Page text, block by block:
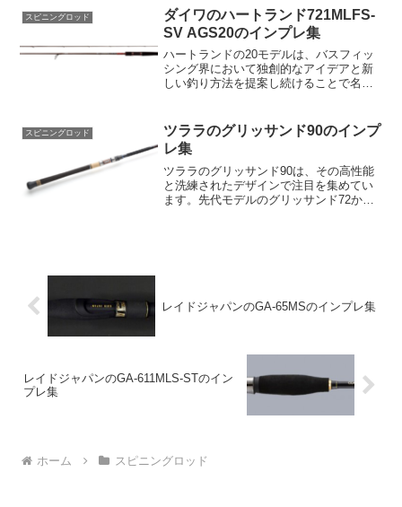
顕著です。その最大の特徴はキャスタビ
リティと操作性...
スピニングロッド
ダイワのハートランド721MLFS-
SV AGS20のインプレ集
ハートランドの20モデルは、バスフィッ
シング界において独創的なアイデアと新
しい釣り方法を提案し続けることで名高
を受けている「冴掛」が、最新技術を取
り入れてさらに進化した...
スピニングロッド
ツララのグリッサンド90のインプ
レ集
ツララのグリッサンド90は、その高性能
と洗練されたデザインで注目を集めてい
ます。先代モデルのグリッサンド72から
レイドジャパンのGA-65MSのインプレ集
レイドジャパンのGA-611MLS-STのイン
プレ集
ホーム スピニングロッド